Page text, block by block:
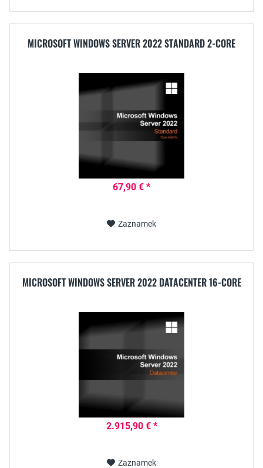
MICROSOFT WINDOWS SERVER 2022 STANDARD 2-CORE
67,90 € *
Zaznamek
MICROSOFT WINDOWS SERVER 2022 DATACENTER 16-CORE
2.915,90 € *
Zaznamek